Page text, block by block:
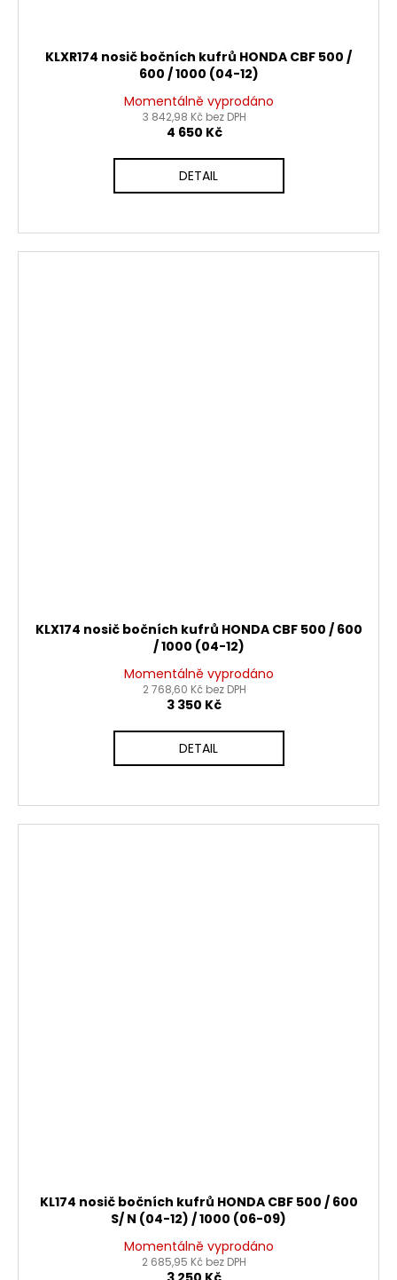
KLXR174 nosič bočních kufrů HONDA CBF 500 /
600 / 1000 (04-12)
Momentálně vyprodáno
3 842,98 Kč bez DPH
4 650 Kč
DETAIL
KLX174 nosič bočních kufrů HONDA CBF 500 / 600
/ 1000 (04-12)
Momentálně vyprodáno
2 768,60 Kč bez DPH
3 350 Kč
DETAIL
KL174 nosič bočních kufrů HONDA CBF 500 / 600
S/ N (04-12) / 1000 (06-09)
Momentálně vyprodáno
2 685,95 Kč bez DPH